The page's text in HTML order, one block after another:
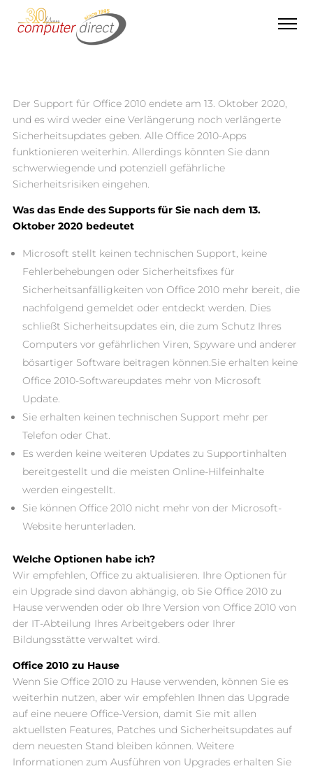
Der Support für Office 2010 endete am 13. Oktober 2020,
und es wird weder eine Verlängerung noch verlängerte
Sicherheitsupdates geben. Alle Office 2010-Apps
funktionieren weiterhin. Allerdings könnten Sie dann
schwerwiegende und potenziell gefährliche
Sicherheitsrisiken eingehen.
Was das Ende des Supports für Sie nach dem 13.
Oktober 2020 bedeutet
Microsoft stellt keinen technischen Support, keine
Fehlerbehebungen oder Sicherheitsfixes für
Sicherheitsanfälligkeiten von Office 2010 mehr bereit, die
nachfolgend gemeldet oder entdeckt werden. Dies
schließt Sicherheitsupdates ein, die zum Schutz Ihres
Computers vor gefährlichen Viren, Spyware und anderer
bösartiger Software beitragen können.Sie erhalten keine
Office 2010-Softwareupdates mehr von Microsoft
Update.
Sie erhalten keinen technischen Support mehr per
Telefon oder Chat.
Es werden keine weiteren Updates zu Supportinhalten
bereitgestellt und die meisten Online-Hilfeinhalte
werden eingestellt.
Sie können Office 2010 nicht mehr von der Microsoft-
Website herunterladen.
Welche Optionen habe ich?
Wir empfehlen, Office zu aktualisieren. Ihre Optionen für
ein Upgrade sind davon abhängig, ob Sie Office 2010 zu
Hause verwenden oder ob Ihre Version von Office 2010 von
der IT-Abteilung Ihres Arbeitgebers oder Ihrer
Bildungsstätte verwaltet wird.
Office 2010 zu Hause
Wenn Sie Office 2010 zu Hause verwenden, können Sie es
weiterhin nutzen, aber wir empfehlen Ihnen das Upgrade
auf eine neuere Office-Version, damit Sie mit allen
aktuellsten Features, Patches und Sicherheitsupdates auf
dem neuesten Stand bleiben können. Weitere
Informationen zum Ausführen von Upgrades erhalten Sie